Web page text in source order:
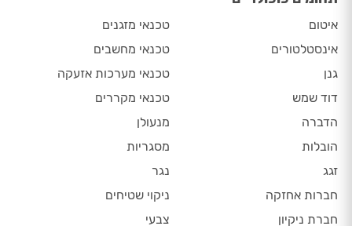
איטום
אינסטלטורים
גנן
דוד שמש
הדברה
הובלות
זגג
חברות אחזקה
חברת ניקיון
טכנאי מזגנים
טכנאי מחשבים
טכנאי מערכות אזעקה
טכנאי מקררים
מנעולן
מסגריות
נגר
ניקוי שטיחים
צבעי